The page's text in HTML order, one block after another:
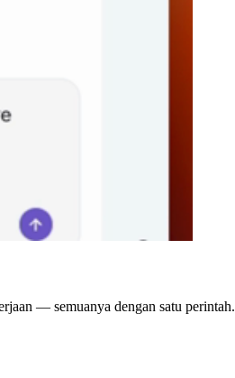
— semuanya dengan satu perintah.